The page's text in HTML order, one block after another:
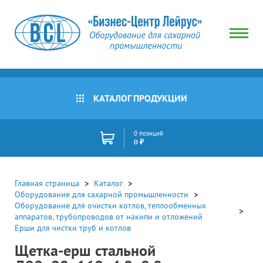
КАТАЛОГ ПРОДУКЦИИ
0 позиций
0 ₽
Главная страница
Каталог
Оборудование для сахарной промышленности
Оборудование для очистки котлов, теплообменных
аппаратов, трубопроводов от накипи и отложений
Ерши для чистки труб и котлов
Щетка-ерш стальной